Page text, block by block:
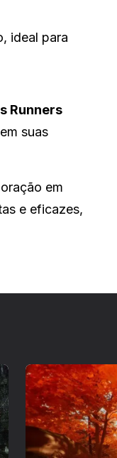
ideal para
Runners
suas
em
e eficazes,